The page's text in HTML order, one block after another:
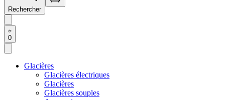
Rechercher
0
Glacières
Glacières électriques
Glacières
Glacières souples